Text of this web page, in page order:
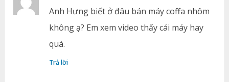
Anh Hưng biết ở đâu bán máy coffa nhôm
không ạ? Em xem video thấy cái máy hay
quá.
Trả lời